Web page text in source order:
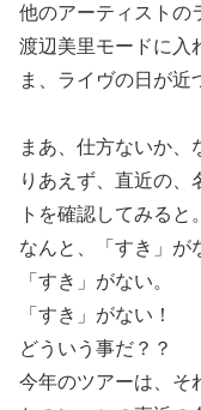
他のアーティストの
渡辺美里モードに入
ま、ライヴの日が近
まあ、仕方ないか、
りあえず、直近の、
トを確認してみると。
なんと、「すき」が
「すき」がない。
「すき」がない！
どういう事だ？？
今年のツアーは、そ